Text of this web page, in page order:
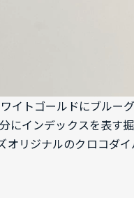
イトゴールドにブルー
にインデックスを表す
リジナルのクロコダ